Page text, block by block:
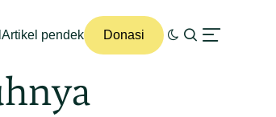
Artikel pendek Donasi